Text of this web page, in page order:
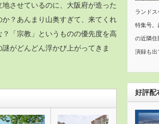
させているのに、大阪府が造った
？あんまり山奥すぎて、来てくれ
「宗教」というものの優先度を高
がどんどん浮かび上がってきま
ランド
特集号。
の近隣住
演録も出
好評配